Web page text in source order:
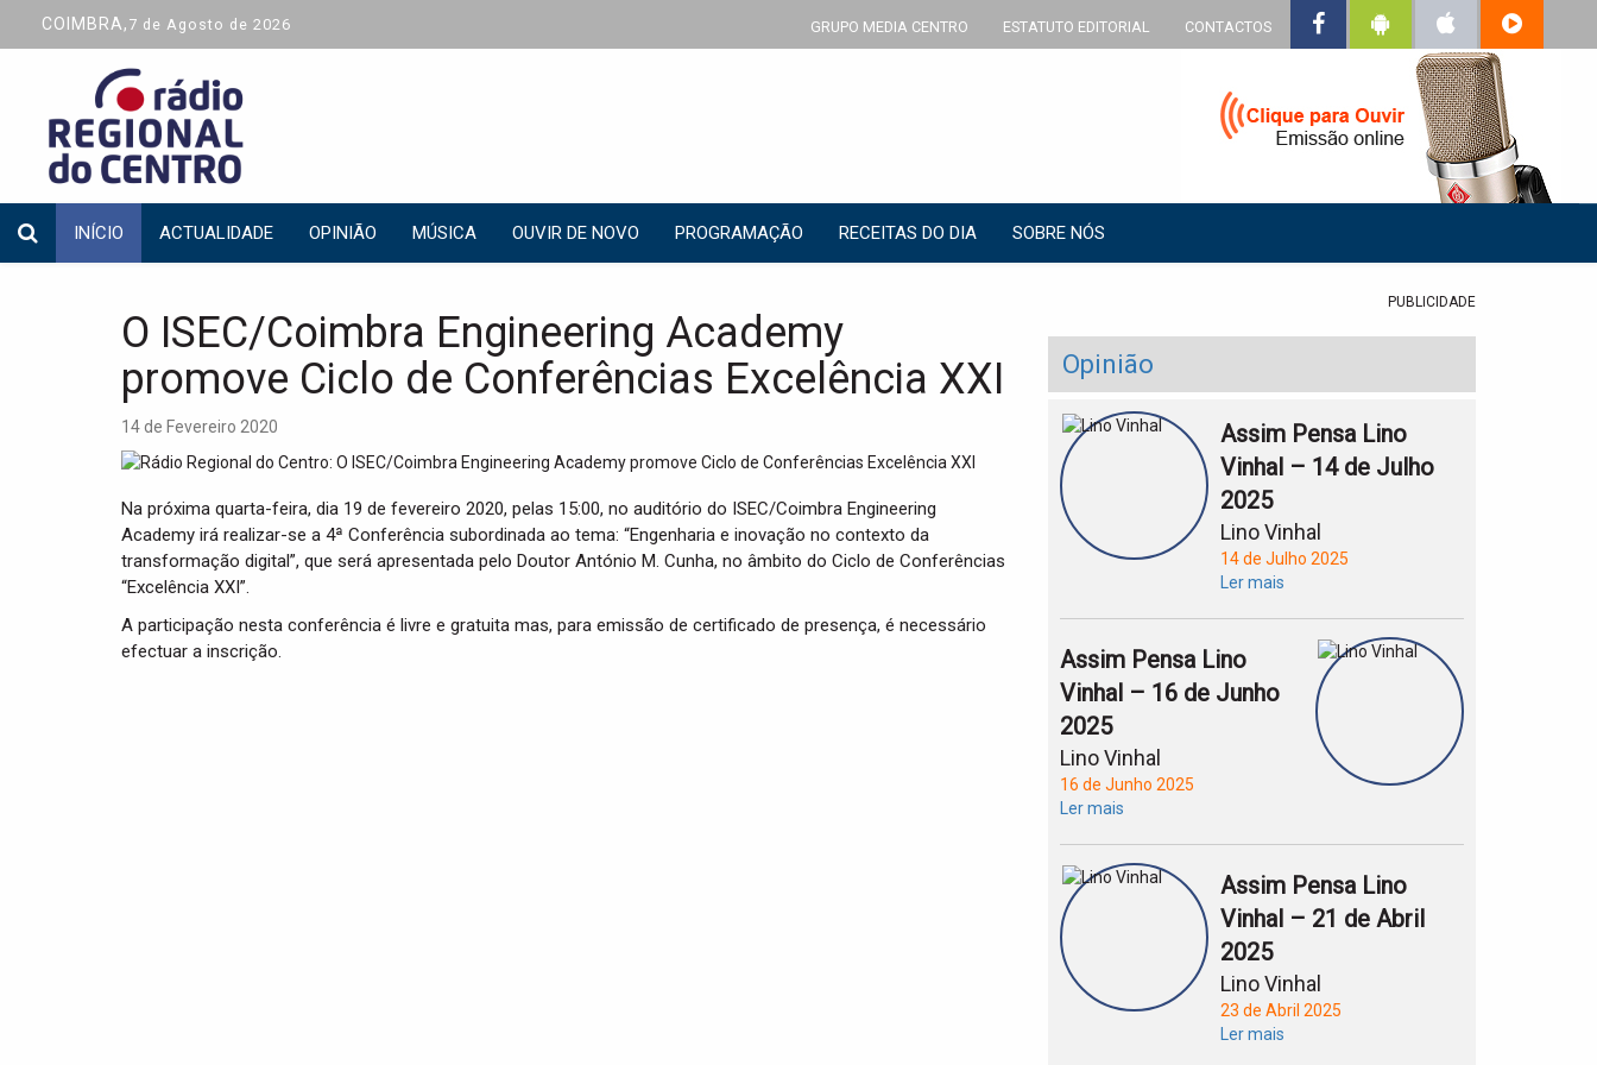
COIMBRA, 7 de Agosto de 2026 GRUPO MEDIA CENTRO ESTATUTO EDITORIAL CONTACTOS
INÍCIO ACTUALIDADE OPINIÃO MÚSICA OUVIR DE NOVO PROGRAMAÇÃO RECEITAS DO DIA SOBRE NÓS
O ISEC/Coimbra Engineering Academy
promove Ciclo de Conferências Excelência XXI
14 de Fevereiro 2020
Na próxima quarta-feira, dia 19 de fevereiro 2020, pelas 15:00, no auditório do ISEC/Coimbra Engineering
Academy irá realizar-se a 4ª Conferência subordinada ao tema: “Engenharia e inovação no contexto da
transformação digital”, que será apresentada pelo Doutor António M. Cunha, no âmbito do Ciclo de Conferências
“Excelência XXI”.
A participação nesta conferência é livre e gratuita mas, para emissão de certificado de presença, é necessário
efectuar a inscrição.
PUBLICIDADE
Opinião
Assim Pensa Lino
Vinhal – 14 de Julho
2025
Lino Vinhal
14 de Julho 2025
Ler mais
Assim Pensa Lino
Vinhal – 16 de Junho
2025
Lino Vinhal
16 de Junho 2025
Ler mais
Assim Pensa Lino
Vinhal – 21 de Abril
2025
Lino Vinhal
23 de Abril 2025
Ler mais